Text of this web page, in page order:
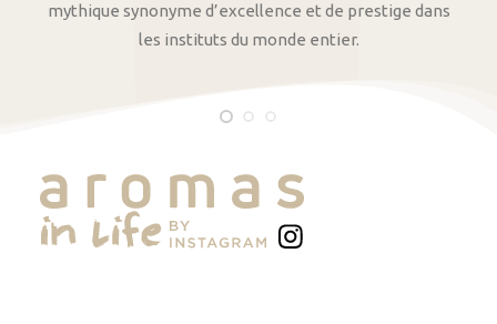
mythique synonyme d’excellence et de prestige dans
les instituts du monde entier.